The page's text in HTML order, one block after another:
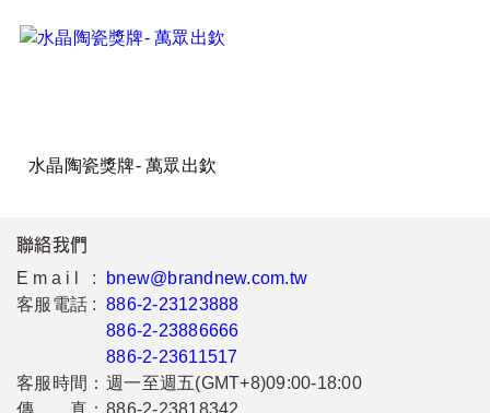
水晶陶瓷獎牌- 萬眾出欽
聯絡我們
Email :
bnew@brandnew.com.tw
客服電話 : 886-2-23123888
886-2-23886666
886-2-23611517
客服時間： 週一至週五(GMT+8)09:00-18:00